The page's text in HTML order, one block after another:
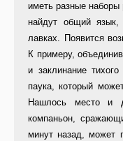
иметь разные
найдут общий
лавках. Появится
К примеру,
и заклинание
паука, который
Нашлось место и
компаньон,
минут назад, может